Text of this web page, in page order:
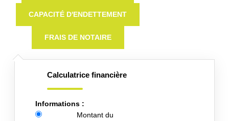
CAPACITÉ D'ENDETTEMENT
FRAIS DE NOTAIRE